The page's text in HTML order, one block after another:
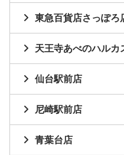
東急百貨店さっぽろ
天王寺あべのハルカ
仙台駅前店
尼崎駅前店
青葉台店